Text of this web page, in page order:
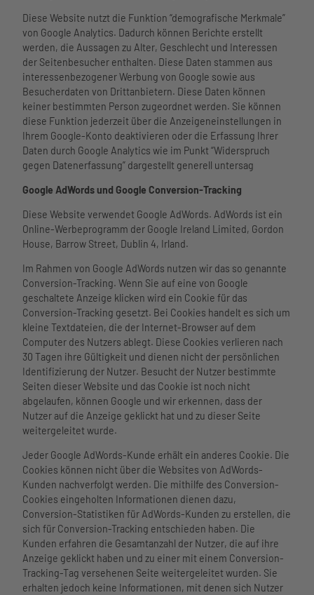
Diese Website nutzt die Funktion “demografische Merkmale”
von Google Analytics. Dadurch können Berichte erstellt
werden, die Aussagen zu Alter, Geschlecht und Interessen
der Seitenbesucher enthalten. Diese Daten stammen aus
interessenbezogener Werbung von Google sowie aus
Besucherdaten von Drittanbietern. Diese Daten können
keiner bestimmten Person zugeordnet werden. Sie können
diese Funktion jederzeit über die Anzeigeneinstellungen in
Ihrem Google-Konto deaktivieren oder die Erfassung Ihrer
Daten durch Google Analytics wie im Punkt “Widerspruch
gegen Datenerfassung” dargestellt generell untersag
Google AdWords und Google Conversion-Tracking
Diese Website verwendet Google AdWords. AdWords ist ein
Online-Werbeprogramm der Google Ireland Limited, Gordon
House, Barrow Street, Dublin 4, Irland.
Im Rahmen von Google AdWords nutzen wir das so genannte
Conversion-Tracking. Wenn Sie auf eine von Google
geschaltete Anzeige klicken wird ein Cookie für das
Conversion-Tracking gesetzt. Bei Cookies handelt es sich um
kleine Textdateien, die der Internet-Browser auf dem
Computer des Nutzers ablegt. Diese Cookies verlieren nach
30 Tagen ihre Gültigkeit und dienen nicht der persönlichen
Identifizierung der Nutzer. Besucht der Nutzer bestimmte
Seiten dieser Website und das Cookie ist noch nicht
abgelaufen, können Google und wir erkennen, dass der
Nutzer auf die Anzeige geklickt hat und zu dieser Seite
weitergeleitet wurde.
Jeder Google AdWords-Kunde erhält ein anderes Cookie. Die
Cookies können nicht über die Websites von AdWords-
Kunden nachverfolgt werden. Die mithilfe des Conversion-
Cookies eingeholten Informationen dienen dazu,
Conversion-Statistiken für AdWords-Kunden zu erstellen, die
sich für Conversion-Tracking entschieden haben. Die
Kunden erfahren die Gesamtanzahl der Nutzer, die auf ihre
Anzeige geklickt haben und zu einer mit einem Conversion-
Tracking-Tag versehenen Seite weitergeleitet wurden. Sie
erhalten jedoch keine Informationen, mit denen sich Nutzer